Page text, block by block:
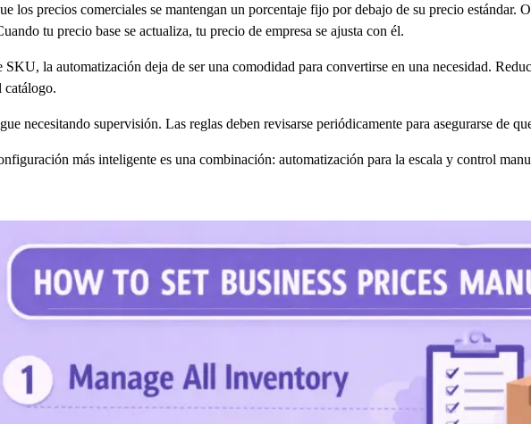
los precios comerciales se mantengan un porcentaje fijo por debajo de su precio estándar.
tu precio base se actualiza, tu precio de empresa se ajusta con él.
SKU, la automatización deja de ser una comodidad para convertirse en una necesidad.
catálogo.
necesitando supervisión. Las reglas deben revisarse periódicamente para asegurarse de
más inteligente es una combinación: automatización para la escala y control